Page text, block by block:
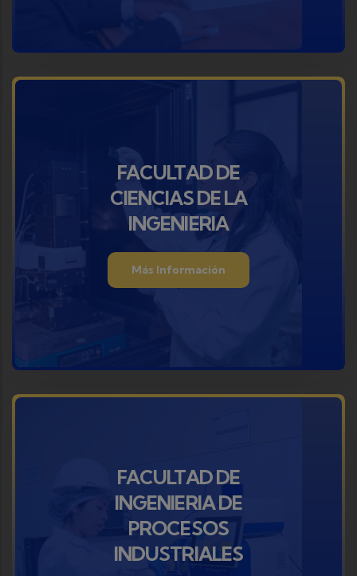
FACULTAD DE
CIENCIAS DE LA
INGENIERIA
Más Información
FACULTAD DE
INGENIERIA DE
PROCESOS
INDUSTRIALES